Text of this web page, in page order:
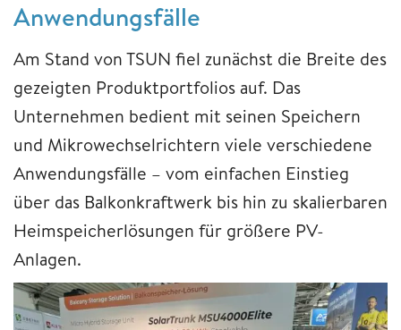
Anwendungsfälle
Am Stand von TSUN fiel zunächst die Breite des
gezeigten Produktportfolios auf. Das
Unternehmen bedient mit seinen Speichern
und Mikrowechselrichtern viele verschiedene
Anwendungsfälle – vom einfachen Einstieg
über das Balkonkraftwerk bis hin zu skalierbaren
Heimspeicherlösungen für größere PV-
Anlagen.